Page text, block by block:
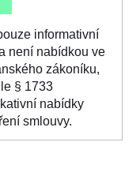
informativní
není nabídkou ve
zákoníku,
§ 1733
nabídky
smlouvy.